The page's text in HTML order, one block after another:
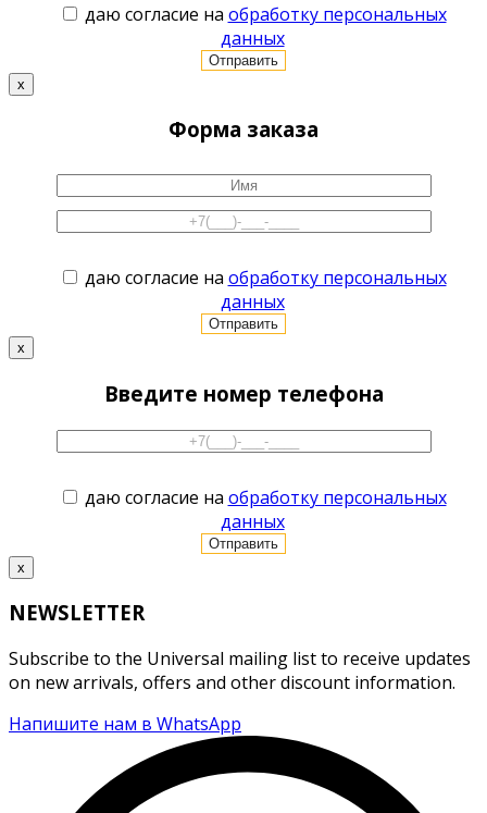
даю согласие на обработку персональных
данных
x
Форма заказа
даю согласие на обработку персональных
данных
x
Введите номер телефона
даю согласие на обработку персональных
данных
x
NEWSLETTER
Subscribe to the Universal mailing list to receive updates
on new arrivals, offers and other discount information.
Напишите нам в WhatsApp